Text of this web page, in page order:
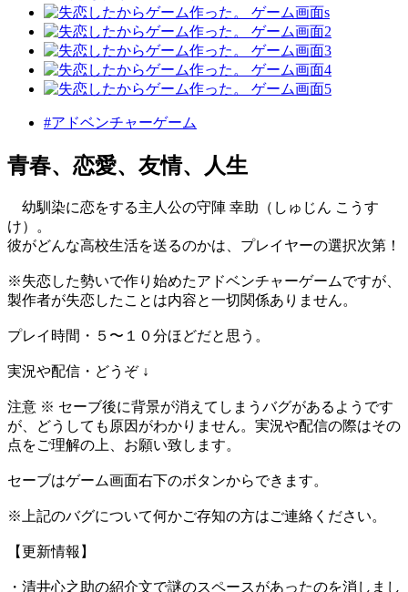
#アドベンチャーゲーム
青春、恋愛、友情、人生
幼馴染に恋をする主人公の守陣 幸助（しゅじん こうす
け）。
彼がどんな高校生活を送るのかは、プレイヤーの選択次第！
※失恋した勢いで作り始めたアドベンチャーゲームですが、
製作者が失恋したことは内容と一切関係ありません。
プレイ時間・５〜１０分ほどだと思う。
実況や配信・どうぞ ↓
注意 ※ セーブ後に背景が消えてしまうバグがあるようです
が、どうしても原因がわかりません。実況や配信の際はその
点をご理解の上、お願い致します。
セーブはゲーム画面右下のボタンからできます。
※上記のバグについて何かご存知の方はご連絡ください。
【更新情報】
・清井心之助の紹介文で謎のスペースがあったのを消しまし